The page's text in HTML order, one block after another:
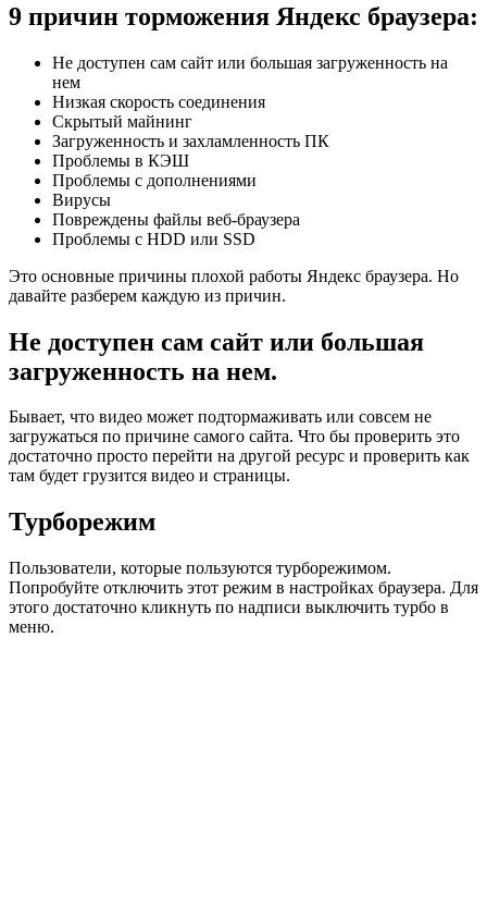
9 причин торможения Яндекс браузера:
Не доступен сам сайт или большая загруженность на
нем
Низкая скорость соединения
Скрытый майнинг
Загруженность и захламленность ПК
Проблемы в КЭШ
Проблемы с дополнениями
Вирусы
Повреждены файлы веб-браузера
Проблемы с HDD или SSD
Это основные причины плохой работы Яндекс браузера. Но
давайте разберем каждую из причин.
Не доступен сам сайт или большая
загруженность на нем.
Бывает, что видео может подтормаживать или совсем не
загружаться по причине самого сайта. Что бы проверить это
достаточно просто перейти на другой ресурс и проверить как
там будет грузится видео и страницы.
Турборежим
Пользователи, которые пользуются турборежимом.
Попробуйте отключить этот режим в настройках браузера. Для
этого достаточно кликнуть по надписи выключить турбо в
меню.